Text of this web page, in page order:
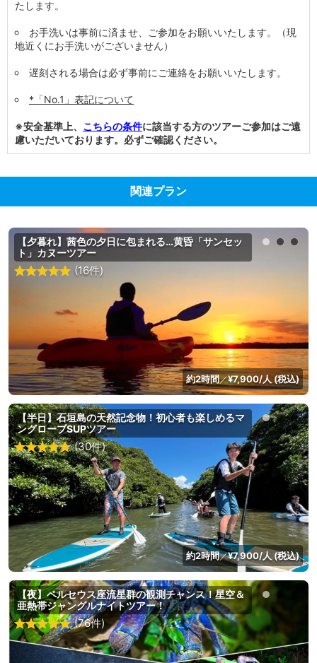
たします。
お手洗いは事前に済ませ、ご参加をお願いいたします。（現
地近くにお手洗いがございません）
遅刻される場合は必ず事前にご連絡をお願いいたします。
*「No.1」表記について
※安全基準上、 こちらの条件に該当する方のツアーご参加はご遠
慮いただいております。必ずご確認ください。
関連プラン
【夕暮れ】茜色の夕日に包まれる…黄昏「サンセッ
ト」カヌーツアー
(16件)
約2時間／¥7,900/人 (税込)
【半日】石垣島の天然記念物！初心者も楽しめるマ
ングローブSUPツアー
(30件)
約2時間／¥7,900/人 (税込)
【夜】ペルセウス座流星群の観測チャンス！星空＆
亜熱帯ジャングルナイトツアー！
(76件)